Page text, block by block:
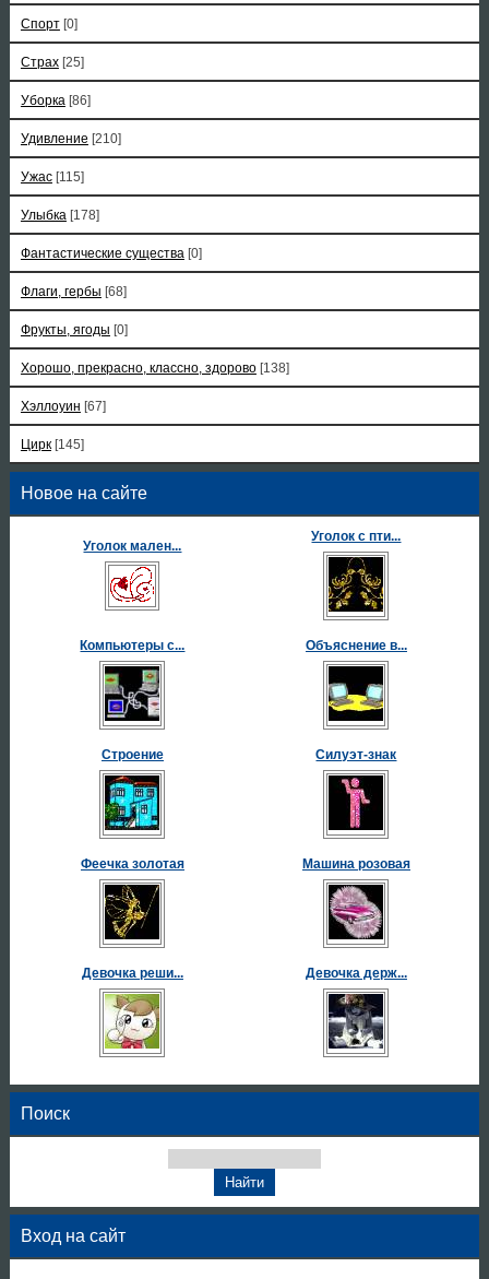
Спорт [0]
Страх [25]
Уборка [86]
Удивление [210]
Ужас [115]
Улыбка [178]
Фантастические существа [0]
Флаги, гербы [68]
Фрукты, ягоды [0]
Хорошо, прекрасно, классно, здорово [138]
Хэллоуин [67]
Цирк [145]
Новое на сайте
Уголок мален...
Уголок с пти...
Компьютеры с... Объяснение в...
Строение Силуэт-знак
Феечка золотая Машина розовая
Девочка реши... Девочка держ...
Поиск
Вход на сайт